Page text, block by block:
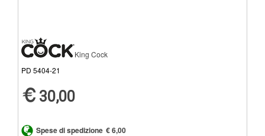
King Cock
PD 5404-21
30,00
Spese di spedizione € 6,00